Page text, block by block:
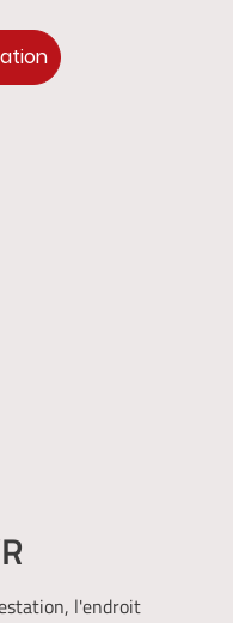
l'endroit